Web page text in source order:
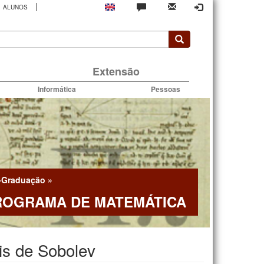
ALUNOS |
Extensão
Informática Pessoas
»
DE MATEMÁTICA
de Sobolev